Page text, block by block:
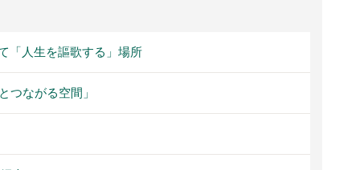
「人生を謳歌する」場所
つながる空間」